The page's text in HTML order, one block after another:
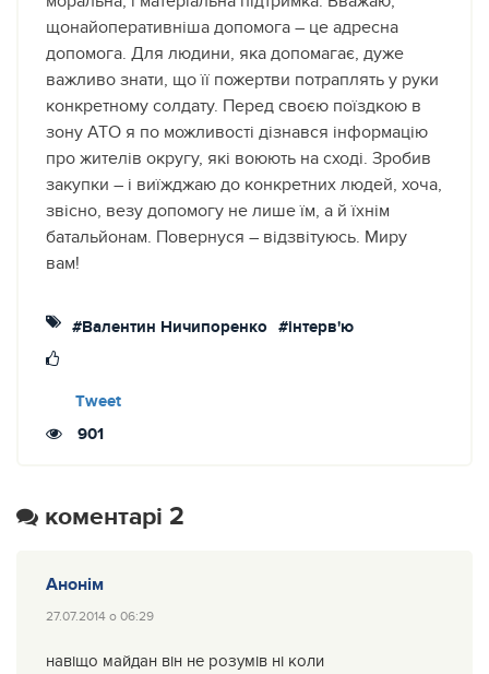
щонайоперативніша допомога – це адресна
допомога. Для людини, яка допомагає, дуже
важливо знати, що її пожертви потраплять у руки
конкретному солдату. Перед своєю поїздкою в
зону АТО я по можливості дізнався інформацію
про жителів округу, які воюють на сході. Зробив
закупки – і виїжджаю до конкретних людей, хоча,
звісно, везу допомогу не лише їм, а й їхнім
батальйонам. Повернуся – відзвітуюсь. Миру
вам!
#Валентин Ничипоренко #інтерв'ю
Tweet
901
коментарі 2
Анонім
27.07.2014 о 06:29
навіщо майдан він не розумів ні коли